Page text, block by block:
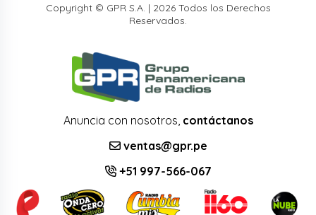
Copyright © GPR S.A. | 2026 Todos los Derechos
Reservados.
Anuncia con nosotros, contáctanos
ventas@gpr.pe
+51 997-566-067